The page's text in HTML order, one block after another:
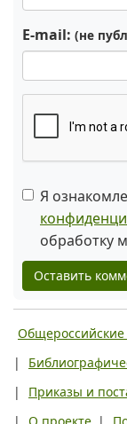
E-mail: (не
Я
обработку
Оставить
Общероссийские
|
|
Приказы и